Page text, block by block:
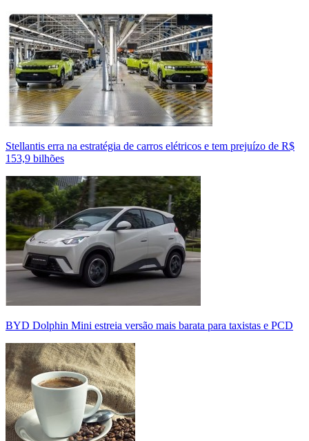
Stellantis erra na estratégia de carros elétricos e tem prejuízo de R$
153,9 bilhões
BYD Dolphin Mini estreia versão mais barata para taxistas e PCD